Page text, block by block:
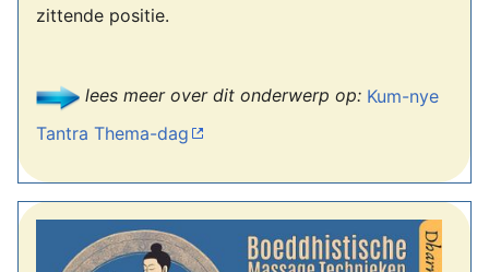
zittende positie.
lees meer over dit onderwerp op: Kum-nye
Tantra Thema-dag